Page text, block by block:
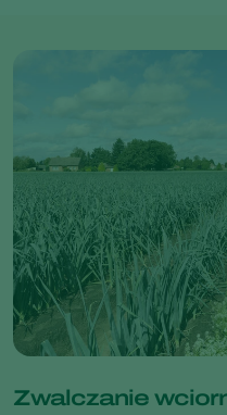
Zwalczanie